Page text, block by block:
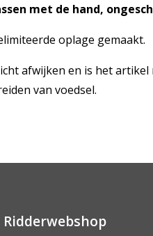
met de hand,
oplage gemaakt.
afwijken en is het
van voedsel.
Ridderwebshop